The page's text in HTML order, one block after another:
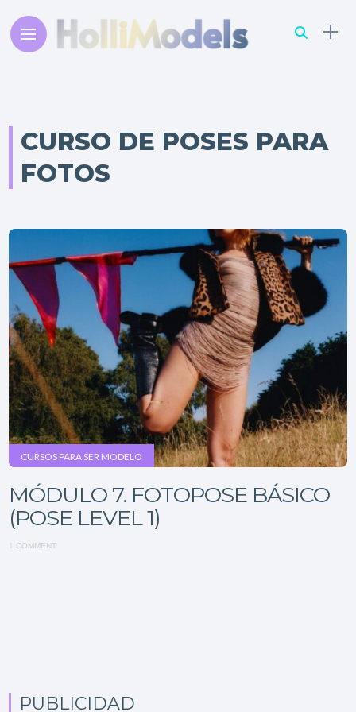
CURSO DE POSES PARA
FOTOS
CURSOS PARA SER MODELO
MÓDULO 7. FOTOPOSE BÁSICO
(POSE LEVEL 1)
1 COMMENT
PUBLICIDAD